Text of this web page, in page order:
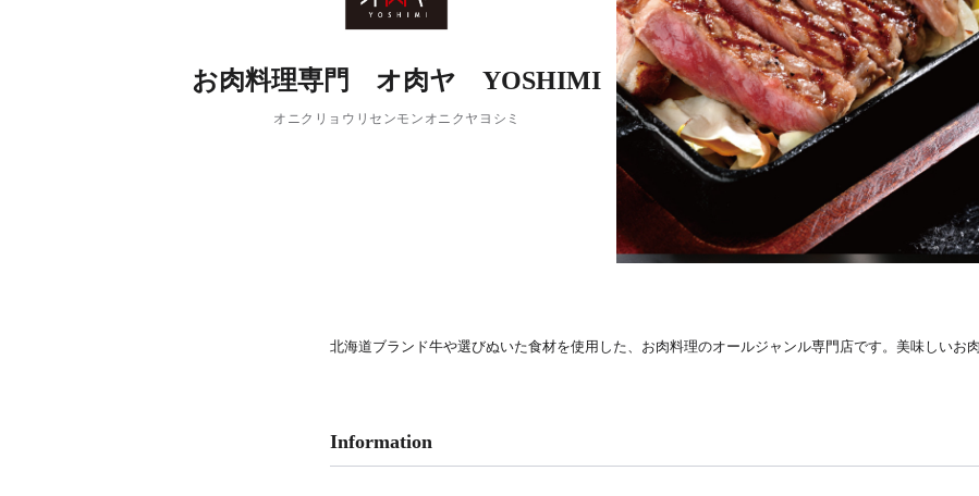
PARCOメンバーズお肉料理専門 オ肉ヤ YOSHIMI
オニクリョウリセンモンオニクヤヨシミ
北海道ブランド牛や選びぬいた食材を使用した、お肉料理のオールジャンル専門店です。美味しいお
Information